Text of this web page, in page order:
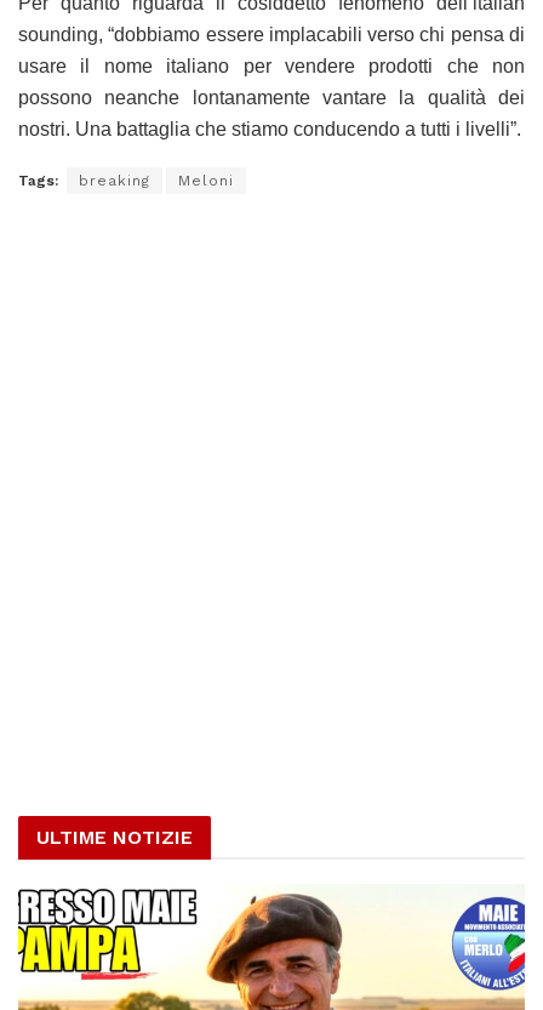
sounding, “dobbiamo essere implacabili verso chi pensa di
usare il nome italiano per vendere prodotti che non
possono neanche lontanamente vantare la qualità dei
nostri. Una battaglia che stiamo conducendo a tutti i livelli”.
Tags: breaking Meloni
ULTIME NOTIZIE